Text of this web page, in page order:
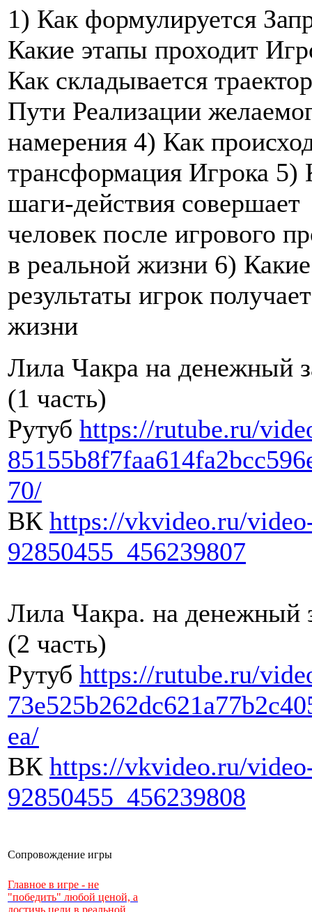
1) Как формулируется
Какие этапы проходит
Как складывается
Пути Реализации
намерения 4) Как
трансформация Игрока 5)
шаги-действия совершает
человек после игрового
в реальной жизни 6) Какие
результаты игрок
жизни
Лила Чакра на денежный
(1 часть)
Рутуб https://rutube.ru/
70/
ВК https://vkvideo.ru/
92850455_456239807
Лила Чакра. на денежный
(2 часть)
Рутуб https://rutube.ru/
ea/
ВК https://vkvideo.ru/
92850455_456239808
Сопровождение игры
Главное в игре - не
"победить" любой ценой, а
достичь цели в реальной